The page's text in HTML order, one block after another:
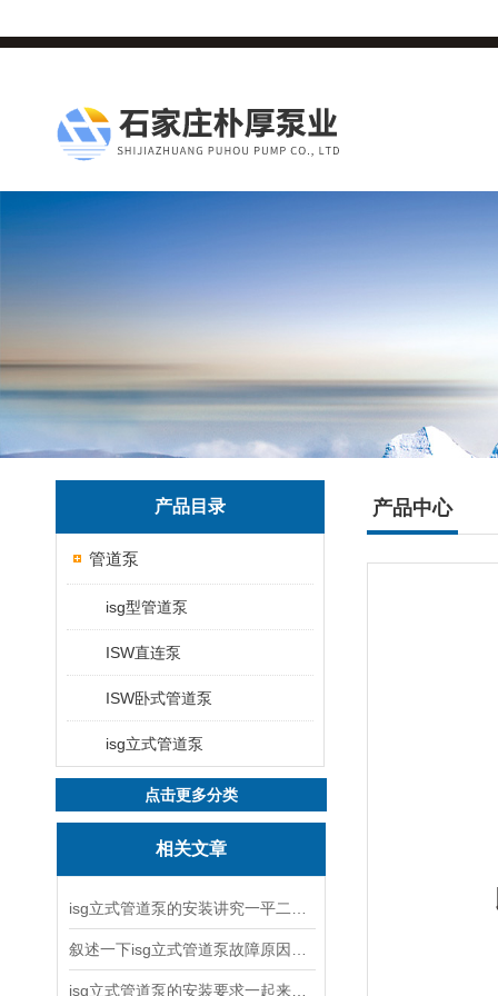
产品目录
管道泵
isg型管道泵
ISW直连泵
ISW卧式管道泵
isg立式管道泵
点击更多分类
相关文章
产品中心